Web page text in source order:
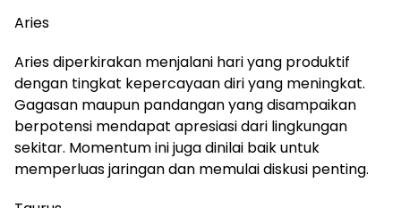
Aries
Aries diperkirakan menjalani hari yang produktif
dengan tingkat kepercayaan diri yang meningkat.
Gagasan maupun pandangan yang disampaikan
berpotensi mendapat apresiasi dari lingkungan
sekitar. Momentum ini juga dinilai baik untuk
memperluas jaringan dan memulai diskusi penting.